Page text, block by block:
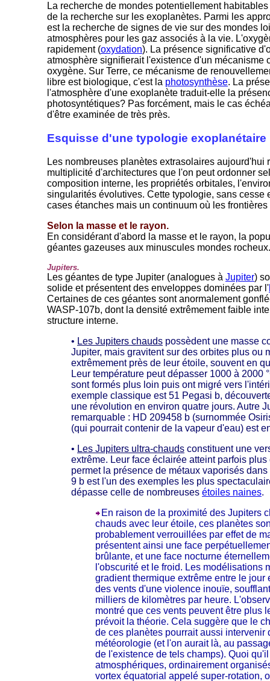
La recherche de mondes potentiellement
de la recherche sur les exoplanètes. Parmi les
est la recherche de signes de vie sur des mondes
atmosphères pour les gaz associés à la vie.
rapidement (oxydation). La présence significative
atmosphère signifierait l'existence d'un mécanisme
oxygène. Sur Terre, ce mécanisme de
libre est biologique, c'est la photosynthèse. La
l'atmosphère d'une exoplanète traduit-elle la
photosyntétiques? Pas forcément, mais le cas
d'être examinée de très près.
Esquisse d'une typologie exoplanétaire
Les nombreuses planètes extrasolaires aujourd'hui
multiplicité d'architectures que l'on peut ordonner
composition interne, les propriétés orbitales,
singularités évolutives. Cette typologie, sans cesse
cases étanches mais un continuum où les
Selon la masse et le rayon.
En considérant d'abord la masse et le rayon, la
géantes gazeuses aux minuscules mondes
Jupiters.
Les géantes de type Jupiter (analogues à Jupiter)
solide et présentent des enveloppes dominées par l'
Certaines de ces géantes sont anormalement
WASP-107b, dont la densité extrêmement faible
structure interne.
• Les Jupiters chauds possèdent une masse
Jupiter, mais gravitent sur des orbites plus ou
extrêmement près de leur étoile, souvent en
Leur température peut dépasser 1000 à 2000
sont formés plus loin puis ont migré vers
exemple classique est 51 Pegasi b,
une révolution en environ quatre jours. Autre
remarquable : HD 209458 b (surnommée
(qui pourrait contenir de la vapeur d'eau) est
• Les Jupiters ultra-chauds constituent une
extrême. Leur face éclairée atteint parfois plus
permet la présence de métaux vaporisés
9 b est l'un des exemples les plus
dépasse celle de nombreuses étoiles naines.
En raison de la proximité des Jupiters
chauds avec leur étoile, ces planètes
probablement verrouillées par effet de
présentent ainsi une face
brûlante, et une face nocturne
l'obscurité et le froid. Les modélisations
gradient thermique extrême entre le jour
des vents d'une violence inouïe,
milliers de kilomètres par heure.
montré que ces vents peuvent être plus
prévoit la théorie. Cela suggère que le
de ces planètes pourrait aussi intervenir
météorologie (et l'on aurait là, au
de l'existence de tels champs). Quoi
atmosphériques, ordinairement
vortex équatorial appelé super-rotation,